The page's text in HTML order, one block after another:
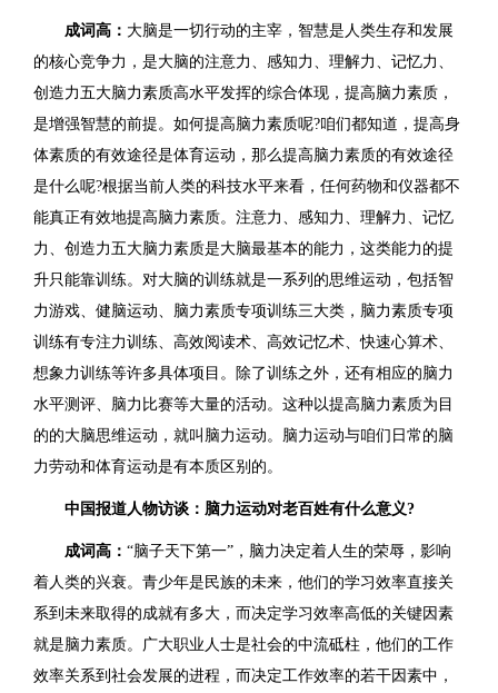
成词高： 大脑是一切行动的主宰，智慧是人类生存和发展
的核心竞争力，是大脑的注意力、感知力、理解力、记忆力、
创造力五大脑力素质高水平发挥的综合体现，提高脑力素质，
是增强智慧的前提。如何提高脑力素质呢?咱们都知道，提高身
体素质的有效途径是体育运动，那么提高脑力素质的有效途径
是什么呢?根据当前人类的科技水平来看，任何药物和仪器都不
能真正有效地提高脑力素质。注意力、感知力、理解力、记忆
力、创造力五大脑力素质是大脑最基本的能力，这类能力的提
升只能靠训练。对大脑的训练就是一系列的思维运动，包括智
力游戏、健脑运动、脑力素质专项训练三大类，脑力素质专项
训练有专注力训练、高效阅读术、高效记忆术、快速心算术、
想象力训练等许多具体项目。除了训练之外，还有相应的脑力
水平测评、脑力比赛等大量的活动。这种以提高脑力素质为目
的的大脑思维运动，就叫脑力运动。脑力运动与咱们日常的脑
力劳动和体育运动是有本质区别的。
中国报道人物访谈：脑力运动对老百姓有什么意义?
成词高： “脑子天下第一”，脑力决定着人生的荣辱，影响
着人类的兴衰。青少年是民族的未来，他们的学习效率直接关
系到未来取得的成就有多大，而决定学习效率高低的关键因素
就是脑力素质。广大职业人士是社会的中流砥柱，他们的工作
效率关系到社会发展的进程，而决定工作效率的若干因素中，